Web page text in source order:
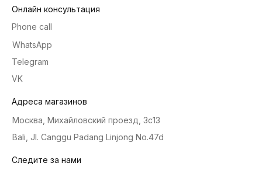
Онлайн консультация
Адреса магазинов
Следите за нами
WhatsApp
Telegram
Москва, Михайловский проезд, 3с13
Bali, Jl. Canggu Padang Linjong No.47d
VK
Phone call